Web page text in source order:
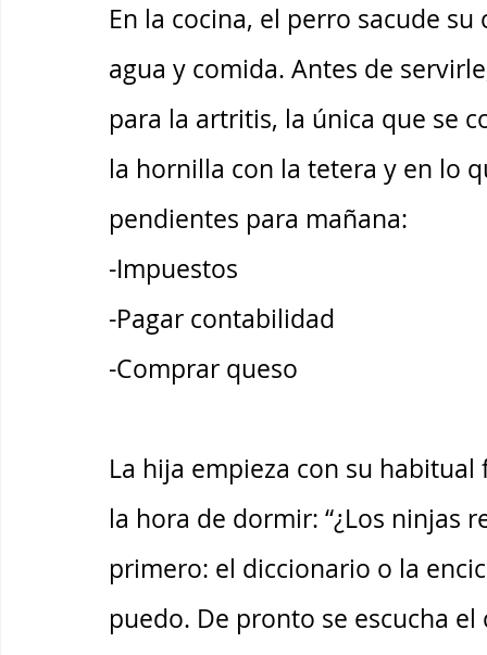
En la cocina, el perro sacude
agua y comida. Antes de
para la artritis, la única que se
la hornilla con la tetera y en lo
pendientes para mañana:
-Impuestos
-Pagar contabilidad
-Comprar queso
La hija empieza con su
la hora de dormir: “¿Los ninjas
primero: el diccionario o la
puedo. De pronto se escucha